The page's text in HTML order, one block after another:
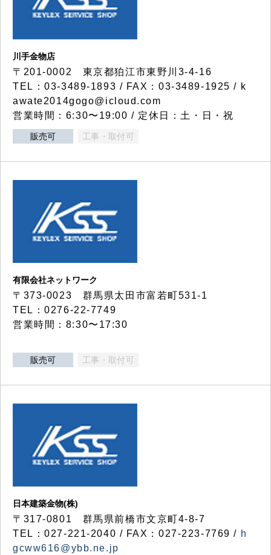
川手金物店
〒201-0002 東京都狛江市東野川3-4-16
TEL：03-3489-1893 / FAX：03-3489-1925 / k
awate2014gogo@icloud.com
営業時間：6:30〜19:00 / 定休日：土・日・祝
販売可 工事・取付可
有限会社ネットワーク
〒373-0023 群馬県太田市富若町531-1
TEL：0276-22-7749
営業時間：8:30〜17:30
販売可 工事・取付可
日本建築金物(株)
〒317‐0801 群馬県前橋市文京町4-8-7
TEL：027-221-2040 / FAX：027-223-7769 / h
gcww616@ybb.ne.jp